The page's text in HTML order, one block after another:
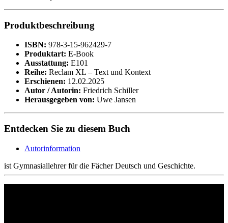
Produktbeschreibung
ISBN: 978-3-15-962429-7
Produktart: E-Book
Ausstattung: E101
Reihe: Reclam XL – Text und Kontext
Erschienen: 12.02.2025
Autor / Autorin: Friedrich Schiller
Herausgegeben von: Uwe Jansen
Entdecken Sie zu diesem Buch
Autorinformation
ist Gymnasiallehrer für die Fächer Deutsch und Geschichte.